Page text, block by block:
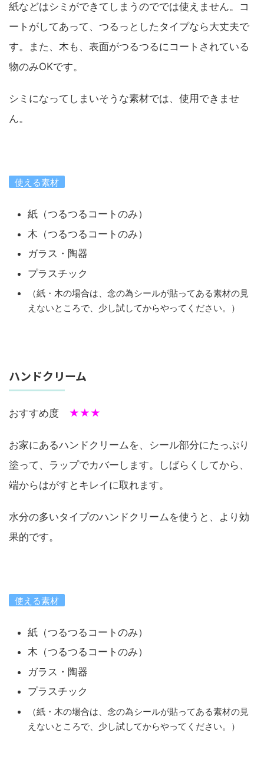
紙などはシミができてしまうのででは使えません。コ
ートがしてあって、つるっとしたタイプなら大丈夫で
す。また、木も、表面がつるつるにコートされている
物のみOKです。
シミになってしまいそうな素材では、使用できませ
ん。
使える素材
紙（つるつるコートのみ）
木（つるつるコートのみ）
ガラス・陶器
プラスチック
（紙・木の場合は、念の為シールが貼ってある素材の見
えないところで、少し試してからやってください。）
ハンドクリーム
おすすめ度 ★★★
お家にあるハンドクリームを、シール部分にたっぷり
塗って、ラップでカバーします。しばらくしてから、
端からはがすとキレイに取れます。
水分の多いタイプのハンドクリームを使うと、より効
果的です。
使える素材
紙（つるつるコートのみ）
木（つるつるコートのみ）
ガラス・陶器
プラスチック
（紙・木の場合は、念の為シールが貼ってある素材の見
えないところで、少し試してからやってください。）